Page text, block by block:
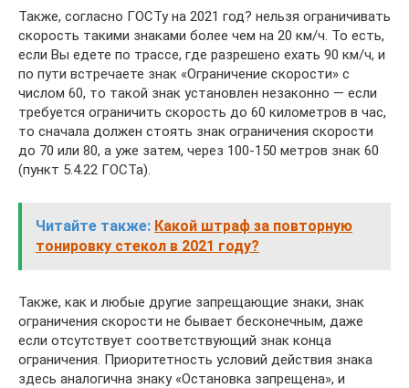
Также, согласно ГОСТу на 2021 год? нельзя ограничивать
скорость такими знаками более чем на 20 км/ч. То есть,
если Вы едете по трассе, где разрешено ехать 90 км/ч, и
по пути встречаете знак «Ограничение скорости» с
числом 60, то такой знак установлен незаконно — если
требуется ограничить скорость до 60 километров в час,
то сначала должен стоять знак ограничения скорости
до 70 или 80, а уже затем, через 100-150 метров знак 60
(пункт 5.4.22 ГОСТа).
Читайте также: Какой штраф за повторную
тонировку стекол в 2021 году?
Также, как и любые другие запрещающие знаки, знак
ограничения скорости не бывает бесконечным, даже
если отсутствует соответствующий знак конца
ограничения. Приоритетность условий действия знака
здесь аналогична знаку «Остановка запрещена», и